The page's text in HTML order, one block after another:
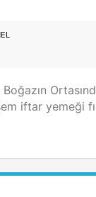
Boğazın
iftar yemeği